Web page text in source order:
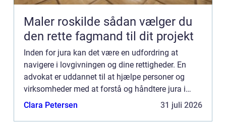
Maler roskilde sådan vælger du
den rette fagmand til dit projekt
Inden for jura kan det være en udfordring at
navigere i lovgivningen og dine rettigheder. En
advokat er uddannet til at hjælpe personer og
virksomheder med at forstå og håndtere jura i
forskellige situationer. Her er, hvordan en advokat
Clara Petersen 31 juli 2026